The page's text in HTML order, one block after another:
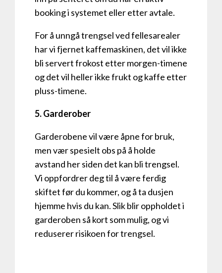
booking i systemet eller etter avtale.
For å unngå trengsel ved fellesarealer
har vi fjernet kaffemaskinen, det vil ikke
bli servert frokost etter morgen-timene
og ​det vil heller ikke frukt og kaffe etter
pluss-timene.
5. Garderober
Garderobene vil være åpne for bruk,
men vær spesielt obs på å holde
avstand her siden det kan bli trengsel.
Vi oppfordrer deg til å være ferdig
skiftet før du kommer, og å ta dusjen
hjemme hvis du kan. Slik blir oppholdet i
garderoben så kort som mulig, og vi
reduserer risikoen for trengsel.